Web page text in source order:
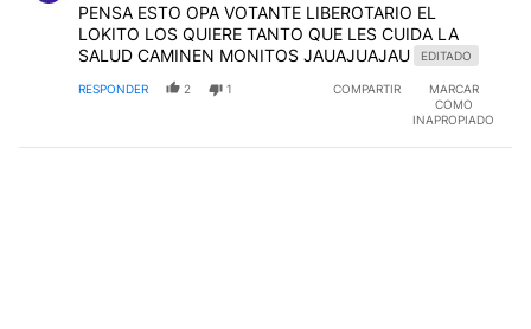
PENSA ESTO OPA VOTANTE LIBEROTARIO EL
LOKITO LOS QUIERE TANTO QUE LES CUIDA LA
SALUD CAMINEN MONITOS JAUAJUAJAU
EDITADO
RESPONDER 2 1 COMPARTIR
MARCAR
COMO
INAPROPIADO